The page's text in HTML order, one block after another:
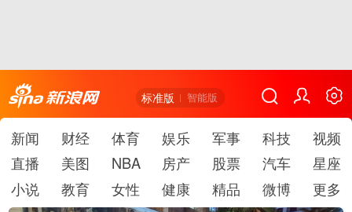
标准版 智能版
新闻 财经 体育 娱乐 军事 科技
视频
直播
美图 NBA 房产 股票 汽车
星座
小说
教育 女性 健康 精品 微博 更多